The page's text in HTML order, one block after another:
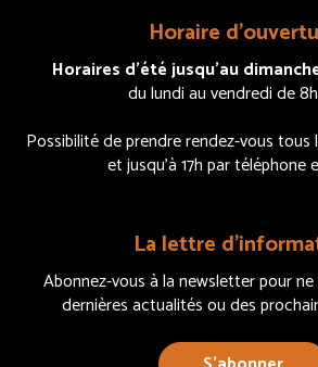
Horaire
Horaires d’été jusqu’au
du lundi au vendredi de
Possibilité de prendre rendez-vous tous
et jusqu’à 17h par téléphone
La lettre
Abonnez-vous à la newsletter pour
dernières actualités ou des